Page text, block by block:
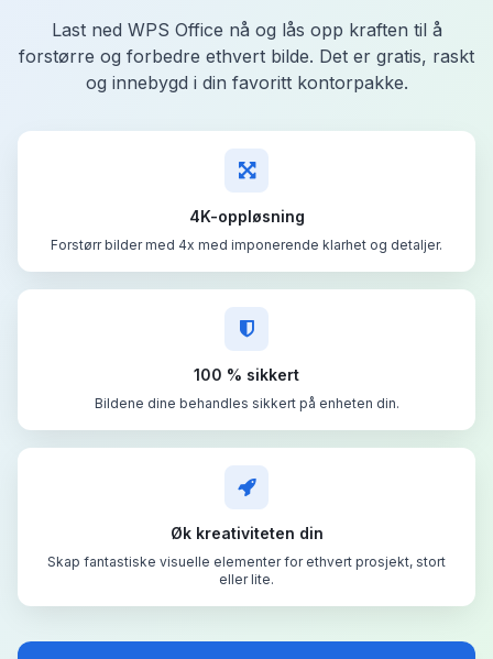
Last ned WPS Office nå og lås opp kraften til å
forstørre og forbedre ethvert bilde. Det er gratis, raskt
og innebygd i din favoritt kontorpakke.
4K-oppløsning
Forstørr bilder med 4x med imponerende klarhet og detaljer.
100 % sikkert
Bildene dine behandles sikkert på enheten din.
Øk kreativiteten din
Skap fantastiske visuelle elementer for ethvert prosjekt, stort
eller lite.